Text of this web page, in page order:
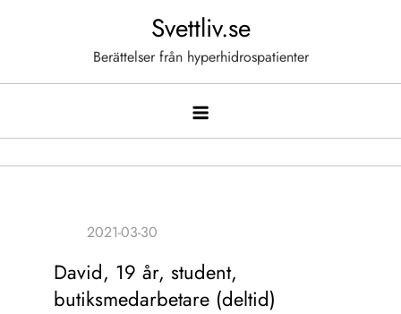
Svettliv.se
Berättelser från hyperhidrospatienter
David, 19 år, student,
butiksmedarbetare (deltid)